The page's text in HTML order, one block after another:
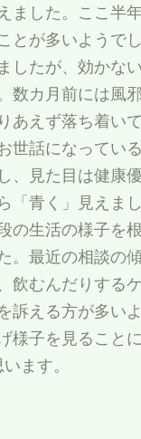
ました。ここ半
とが多いようで
したが、効かな
数カ月前には風
あえず落ち着い
世話になってい
見た目は健康
「青く」見えま
の生活の様子を
。最近の相談の
飲むんだりする
訴える方が多い
様子を見ること
ます。